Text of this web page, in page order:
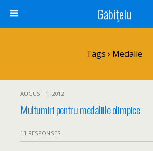
Găbiţelu
Tags › Medalie
AUGUST 1, 2012
Multumiri pentru medaliile olimpice
11 RESPONSES